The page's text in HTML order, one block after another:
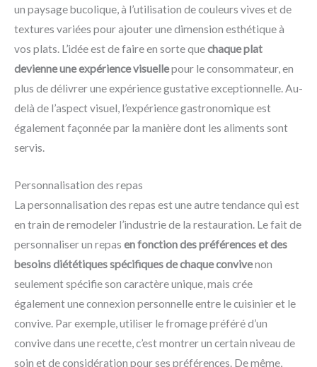
un paysage bucolique, à l’utilisation de couleurs vives et de
textures variées pour ajouter une dimension esthétique à
vos plats. L’idée est de faire en sorte quechaque plat
devienne une expérience visuellepour le consommateur, en
plus de délivrer une expérience gustative exceptionnelle. Au-
delà de l’aspect visuel, l’expérience gastronomique est
également façonnée par la manière dont les aliments sont
servis.
Personnalisation des repas
La personnalisation des repas est une autre tendance qui est
en train de remodeler l’industrie de la restauration. Le fait de
personnaliser un repas en fonction des préférences et des
besoins diététiques spécifiques de chaque convivenon
seulement spécifie son caractère unique, mais crée
également une connexion personnelle entre le cuisinier et le
convive. Par exemple, utiliser le fromage préféré d’un
convive dans une recette, c’est montrer un certain niveau de
soin et de considération pour ses préférences. De même,